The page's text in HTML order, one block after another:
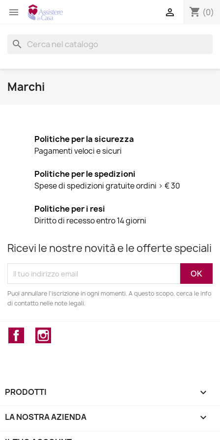
 shopping_cart (0)

search
Marchi
Politiche per la sicurezza
Pagamenti veloci e sicuri
Politiche per le spedizioni
Spese di spedizioni gratuite ordini > € 30
Politiche per i resi
Diritto di recesso entro 14 giorni
Ricevi le nostre novità e le offerte speciali
Puoi annullare l'iscrizione in ogni momenti. A questo scopo, cerca le info
di contatto nelle note legali.
Facebook
PRODOTTI 
LA NOSTRA AZIENDA 